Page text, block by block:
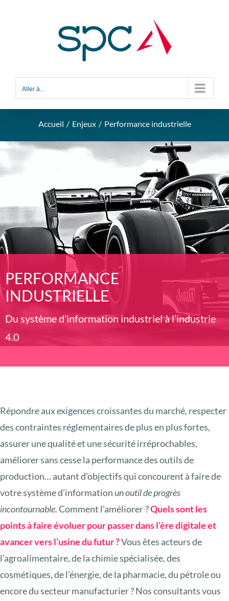
Aller à...
Accueil Enjeux Performance industrielle
PERFORMANCE
INDUSTRIELLE
Du système d’information industriel à l’industrie
4.0
Répondre aux exigences croissantes du marché, respecter
des contraintes réglementaires de plus en plus fortes,
assurer une qualité et une sécurité irréprochables,
améliorer sans cesse la performance des outils de
production… autant d’objectifs qui concourent à faire de
votre système d’information un outil de progrès
incontournable.Comment l’améliorer ?Quels sont les
points à faire évoluer pour passer dans l’ère digitale et
avancer vers l’usine du futur ?Vous êtes acteurs de
l’agroalimentaire, de la chimie spécialisée, des
cosmétiques, de l’énergie, de la pharmacie, du pétrole ou
encore du secteur manufacturier ? Nos consultants vous